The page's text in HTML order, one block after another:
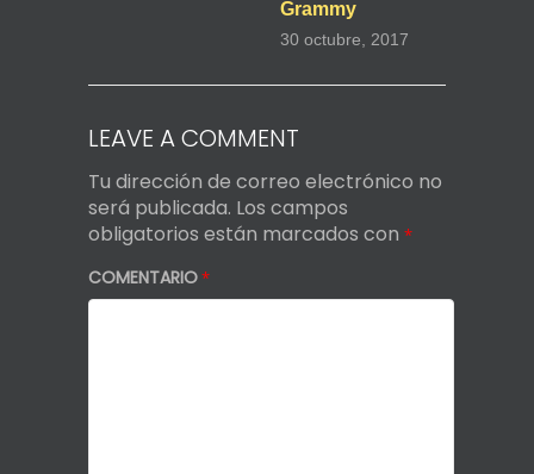
Grammy
30 octubre, 2017
LEAVE A COMMENT
Tu dirección de correo electrónico no
será publicada. Los campos
obligatorios están marcados con *
COMENTARIO*